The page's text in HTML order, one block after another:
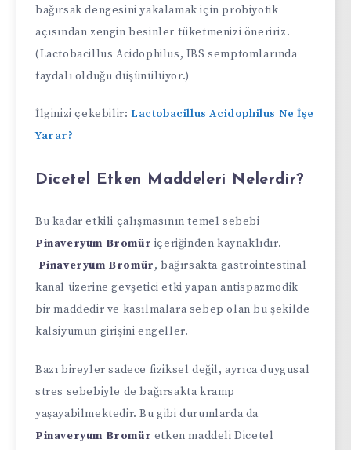
bağırsak dengesini yakalamak için probiyotik
açısından zengin besinler tüketmenizi öneririz.
(Lactobacillus Acidophilus, IBS semptomlarında
faydalı olduğu düşünülüyor.)
İlginizi çekebilir: Lactobacillus Acidophilus Ne İşe
Yarar?
Dicetel Etken Maddeleri Nelerdir?
Bu kadar etkili çalışmasının temel sebebi
Pinaveryum Bromür içeriğinden kaynaklıdır.
Pinaveryum Bromür, bağırsakta gastrointestinal
kanal üzerine gevşetici etki yapan antispazmodik
bir maddedir ve kasılmalara sebep olan bu şekilde
kalsiyumun girişini engeller.
Bazı bireyler sadece fiziksel değil, ayrıca duygusal
stres sebebiyle de bağırsakta kramp
yaşayabilmektedir. Bu gibi durumlarda da
Pinaveryum Bromür etken maddeli Dicetel